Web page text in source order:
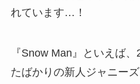
れています…！
『Snow Man』といえば
たばかりの新人ジャニー